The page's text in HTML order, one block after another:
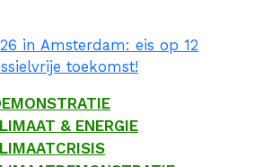
& ENERGIE